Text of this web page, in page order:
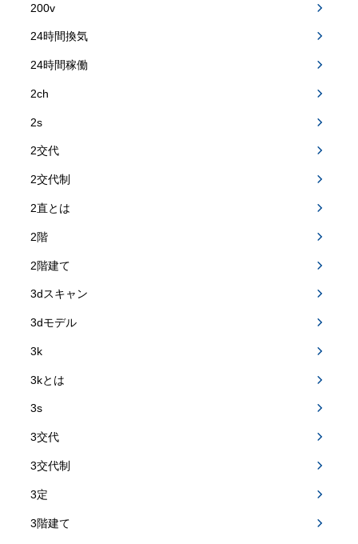
200v
24時間換気
24時間稼働
2ch
2s
2交代
2交代制
2直とは
2階
2階建て
3dスキャン
3dモデル
3k
3kとは
3s
3交代
3交代制
3定
3階建て